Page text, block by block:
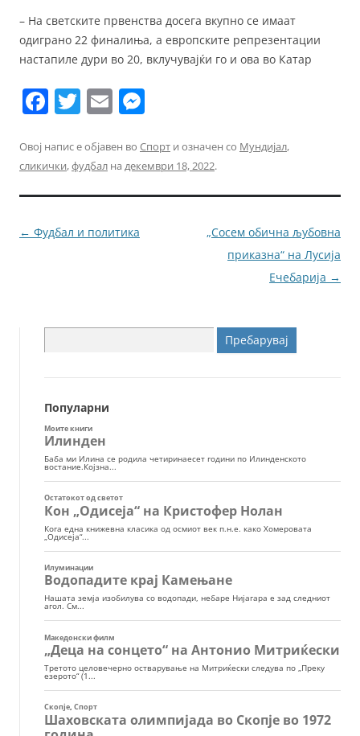
– На светските првенства досега вкупно се имаат
одиграно 22 финалиња, а европските репрезентации
настапиле дури во 20, вклучувајќи го и ова во Катар
F
c
e
b
o
T
itt
er
E
ai
l
ss
e
n
Овој напис е објавен во Спорт и означен со Мундијал,
сликички,фудбал на декември 18, 2022.
Навигација
← Фудбал и политика
„Сосем обична љубовна
приказна“ на Лусија
Ечебарија →
за:
Популарни